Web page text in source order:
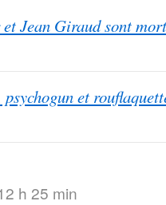
Jean Giraud sont
et
h 25 min